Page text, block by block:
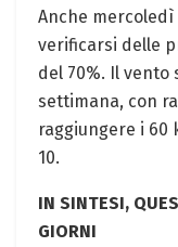
Anche
verificarsi delle
del 70%. Il
settimana, con
raggiungere i
10.
IN SINTESI,
GIORNI